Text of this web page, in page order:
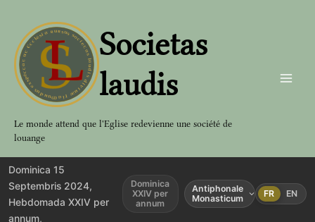
contenu
Societas
laudis
Le monde attend que l'Eglise redevienne une société de
louange
Dominica 15
Septembris 2024,
Hebdomada XXIV per
annum,
Dominica
XXIV per
annum
Antiphonale
Monasticum
FR EN